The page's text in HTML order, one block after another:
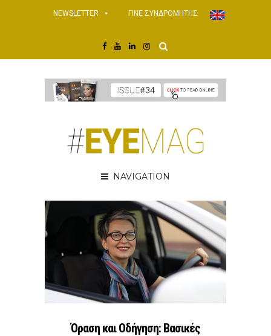
NEWSLETTER ΓΙΝΕ ΣΥΝΔΡΟΜΗΤΗΣ
NAVIGATION
Όραση και Οδήγηση: Βασικές